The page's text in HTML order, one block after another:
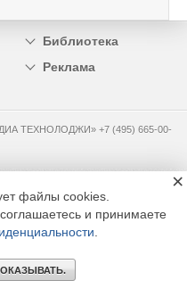
Библиотека
Реклама
ТЕХНОЛОДЖИ» +7 (495) 665-00-
файлы cookies.
и принимаете
×